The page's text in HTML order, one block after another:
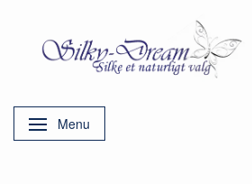
Basculer la navigation
Menu